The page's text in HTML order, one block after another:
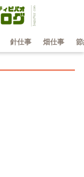
針仕事 畑仕事